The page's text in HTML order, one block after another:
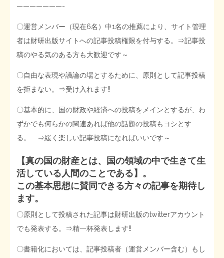
———————-
〇運営メンバー（現在6名）中1名の推薦により、サイト管理
者は財研出版サイトへの記事投稿権限を付与する。⇒記事投
稿のやる気のある方も大歓迎です～
〇自由な表現や議論の場とするために、原則として記事投稿
を拒まない。⇒受け入れます!!
〇基本的に、国の財政や経済への投稿をメインとするが、わ
ずかでも何らかの関連あれば他の話題の投稿もヨシとす
る。 ⇒緩く楽しい記事投稿になればいいです～
【真の国の財産とは、国の領域の中で生きて生
活している人間のことである】。
この基本思想に賛同できる方々の記事を期待し
ます。
〇原則として投稿された記事は財研出版のtwitterアカウント
でも発表する。⇒精一杯発表します!!
〇書籍化においては、記事投稿者（運営メンバー含む）もし